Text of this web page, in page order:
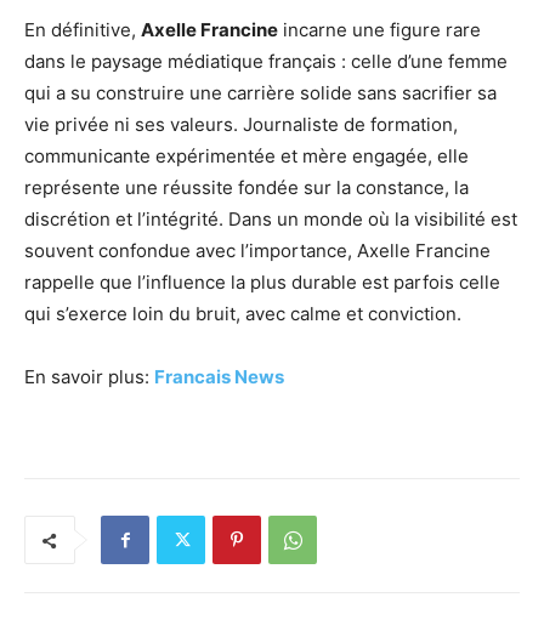
En définitive, Axelle Francine incarne une figure rare
dans le paysage médiatique français : celle d’une femme
qui a su construire une carrière solide sans sacrifier sa
vie privée ni ses valeurs. Journaliste de formation,
communicante expérimentée et mère engagée, elle
représente une réussite fondée sur la constance, la
discrétion et l’intégrité. Dans un monde où la visibilité est
souvent confondue avec l’importance, Axelle Francine
rappelle que l’influence la plus durable est parfois celle
qui s’exerce loin du bruit, avec calme et conviction.
En savoir plus: Francais News